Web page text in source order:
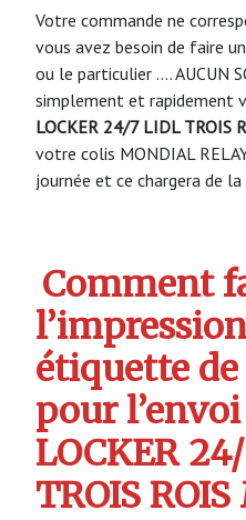
Votre commande ne
vous avez besoin de faire
ou le particulier …. AUCUN
simplement et rapidement
LOCKER 24/7 LIDL TROIS
votre colis MONDIAL
journée et ce chargera de
Comment
étiquette
pour
LOCKER
TROIS ROIS